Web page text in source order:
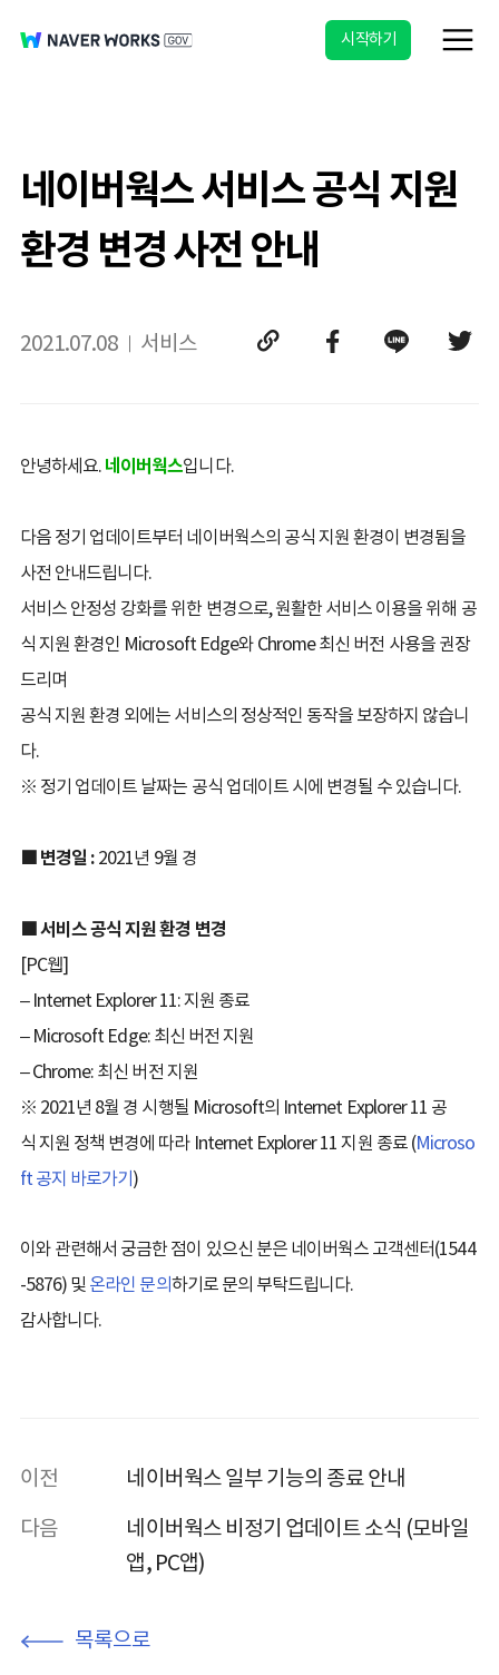
시작하기
네이버웍스 서비스 공식 지원
환경 변경 사전 안내
2021.07.08 서비스
안녕하세요. 네이버웍스입니다.
다음 정기 업데이트부터 네이버웍스의 공식 지원 환경이 변경됨을
사전 안내드립니다.
서비스 안정성 강화를 위한 변경으로, 원활한 서비스 이용을 위해 공
식 지원 환경인 Microsoft Edge와 Chrome 최신 버전 사용을 권장
드리며
공식 지원 환경 외에는 서비스의 정상적인 동작을 보장하지 않습니
다.
※ 정기 업데이트 날짜는 공식 업데이트 시에 변경될 수 있습니다.
■ 변경일 : 2021년 9월 경
■서비스 공식 지원 환경 변경
[PC웹]
– Internet Explorer 11: 지원 종료
– Microsoft Edge: 최신 버전 지원
– Chrome: 최신 버전 지원
※ 2021년 8월 경 시행될 Microsoft의 Internet Explorer 11 공
식 지원 정책 변경에 따라 Internet Explorer 11 지원 종료 (Microso
ft 공지 바로가기)
이와 관련해서 궁금한 점이 있으신 분은 네이버웍스 고객센터(1544
-5876) 및 온라인 문의하기로 문의 부탁드립니다.
감사합니다.
이전
네이버웍스 일부 기능의 종료 안내​
다음
네이버웍스 비정기 업데이트 소식 (모바일
앱, PC앱)
목록으로